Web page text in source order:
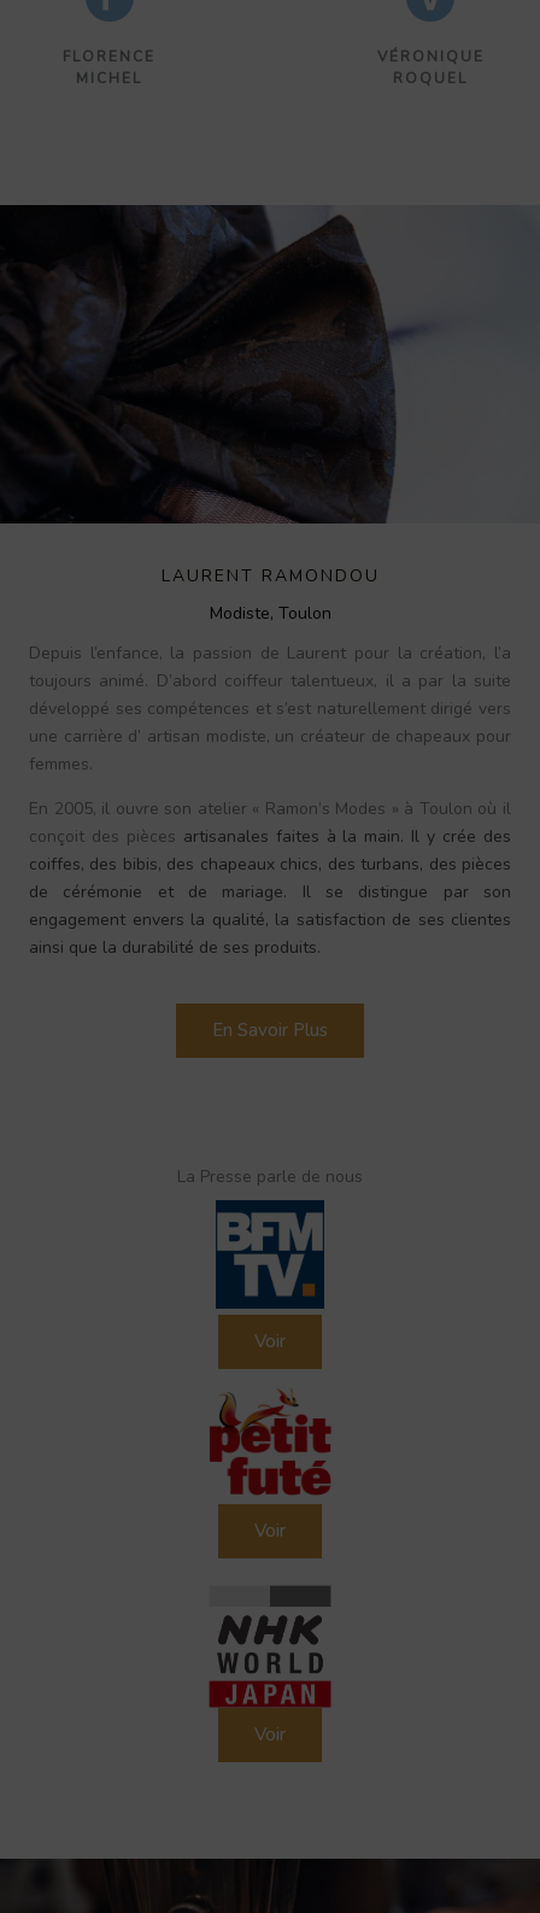
FLORENCE
MICHEL
VÉRONIQUE
ROQUEL
LAURENT RAMONDOU
Modiste, Toulon
Depuis l’enfance, la passion de Laurent pour la création, l’a
toujours animé. D’abord coiffeur talentueux, il a par la suite
développé ses compétences et s’est naturellement dirigé vers
une carrière d’ artisan modiste, un créateur de chapeaux pour
femmes.
En 2005, il ouvre son atelier « Ramon’s Modes » à Toulon où il
conçoit des pièces artisanales faites à la main. Il y crée des
coiffes, des bibis, des chapeaux chics, des turbans, des pièces
de cérémonie et de mariage. Il se distingue par son
engagement envers la qualité, la satisfaction de ses clientes
ainsi que la durabilité de ses produits.
En Savoir Plus
La Presse parle de nous
Voir
Voir
Voir